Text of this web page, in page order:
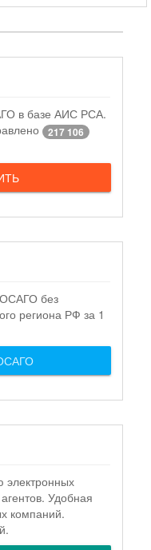
в базе АИС РСА.
217 106
без
региона РФ за 1
Удобная
компаний.